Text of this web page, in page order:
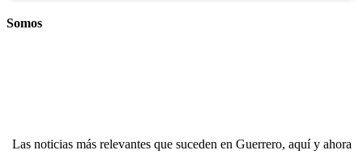
Somos
Las noticias más relevantes que suceden en Guerrero, aquí y ahora